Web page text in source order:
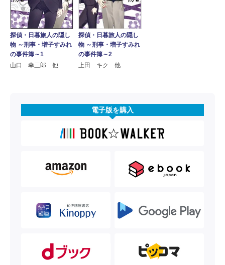
探偵・日暮旅人の隠し
物 ～刑事・増子すみれ
の事件簿～1
山口 幸三郎 他
探偵・日暮旅人の隠し
物 ～刑事・増子すみれ
の事件簿～2
上田 キク 他
電子版を購入